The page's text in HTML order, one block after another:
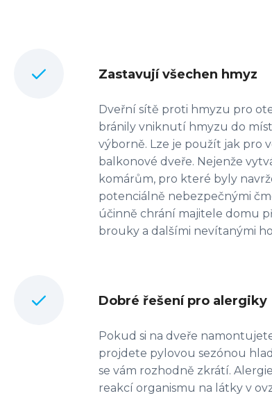
Zastavují všechen hmyz
Dveřní sítě proti hmyzu pro
bránily vniknutí hmyzu do
výborně. Lze je použít jak pro
balkonové dveře. Nejenže
komárům, pro které byly
potenciálně nebezpečnými
účinně chrání majitele domu
brouky a dalšími nevítanými
Dobré řešení pro alergiky
Pokud si na dveře
projdete pylovou sezónou
se vám rozhodně zkrátí.
reakcí organismu na látky v